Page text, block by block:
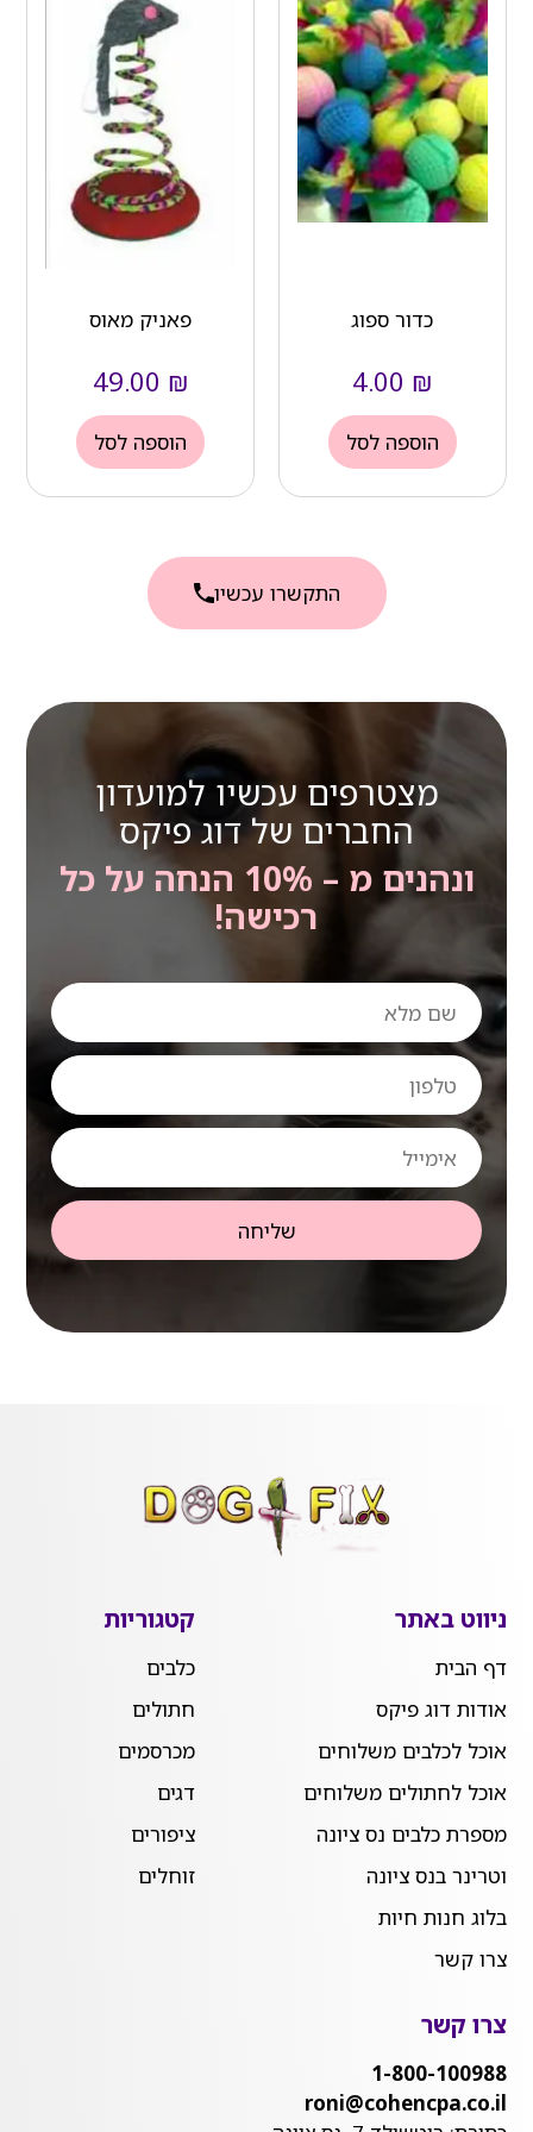
כדור ספוג
₪
הוספה לסל
פאניק מאוס
₪
הוספה לסל
התקשרו עכשיו
מצטרפים עכשיו למועדון
החברים של דוג פיקס
ונהנים מ – 10% הנחה על כל
רכישה!
שם
מלא
טלפון
אימייל
שליחה
ניווט באתר
דף הבית
אודות דוג פיקס
אוכל לכלבים משלוחים
אוכל לחתולים משלוחים
מספרת כלבים נס ציונה
וטרינר בנס ציונה
בלוג חנות חיות
צרו קשר
קטגוריות
כלבים
חתולים
מכרסמים
דגים
ציפורים
זוחלים
צרו קשר
1-800-100988
roni@cohencpa.co.il